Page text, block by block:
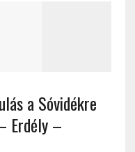
a Sóvidékre
Erdély –